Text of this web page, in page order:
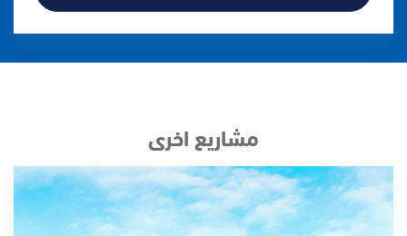
مشاريع اخرى